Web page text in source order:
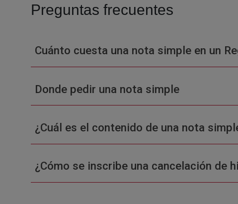
Preguntas frecuentes
Cuánto cuesta una nota simple en un
Donde pedir una nota simple
¿Cuál es el contenido de una nota
¿Cómo se inscribe una cancelación de